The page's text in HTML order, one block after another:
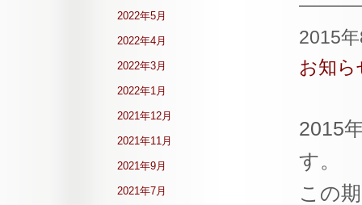
2015
お知ら
2015
す。
この
2022年5月
2022年4月
2022年3月
2022年1月
2021年12月
2021年11月
2021年9月
2021年7月